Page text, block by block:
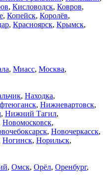
, Кисловодск, Ковров,
, Копейск, Королёв,
, Красноярск, Крымск,
, Миасс, Москва,
, Находка,
, Нижневартовск,
, Нижний Тагил,
Новомосковск,
, Новочеркасск,
Ногинск, Норильск,
, Омск, Орёл, Оренбург,